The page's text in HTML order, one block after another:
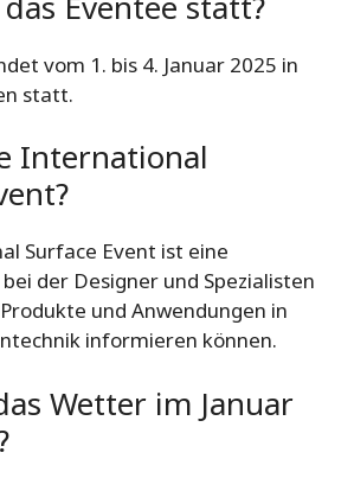
vom 1. bis 4. Januar 2025 in
statt.
International
Surface Event ist eine
der Designer und Spezialisten
und Anwendungen in
informieren können.
Wetter im Januar